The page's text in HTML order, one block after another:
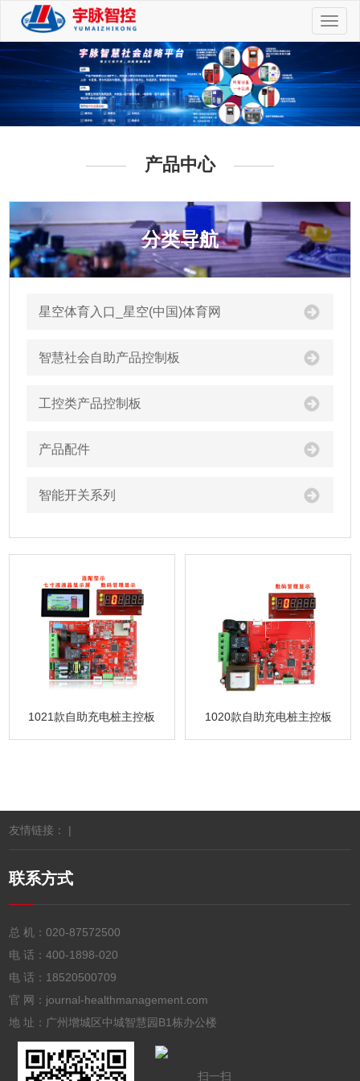
切
换
航
产品中心
分类导航
星空体育入口_星空(中国)体育网
智慧社会自助产品控制板
工控类产品控制板
产品配件
智能开关系列
1021款自助充电桩主控板 1020款自助充电桩主控板
友情链接： |
联系方式
总 机：020-87572500
电 话：400-1898-020
电 话： 18520500709
官 网：journal-healthmanagement.com
地 址：广州增城区中城智慧园B1栋办公楼
扫一扫